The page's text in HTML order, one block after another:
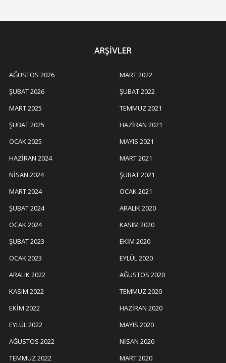
ARŞIVLER
AĞUSTOS 2026
ŞUBAT 2026
MART 2025
ŞUBAT 2025
OCAK 2025
HAZIRAN 2024
NISAN 2024
MART 2024
ŞUBAT 2024
OCAK 2024
ŞUBAT 2023
OCAK 2023
ARALIK 2022
KASIM 2022
EKIM 2022
EYLÜL 2022
AĞUSTOS 2022
TEMMUZ 2022
MART 2022
ŞUBAT 2022
TEMMUZ 2021
HAZIRAN 2021
MAYIS 2021
MART 2021
ŞUBAT 2021
OCAK 2021
ARALIK 2020
KASIM 2020
EKIM 2020
EYLÜL 2020
AĞUSTOS 2020
TEMMUZ 2020
HAZIRAN 2020
MAYIS 2020
NISAN 2020
MART 2020